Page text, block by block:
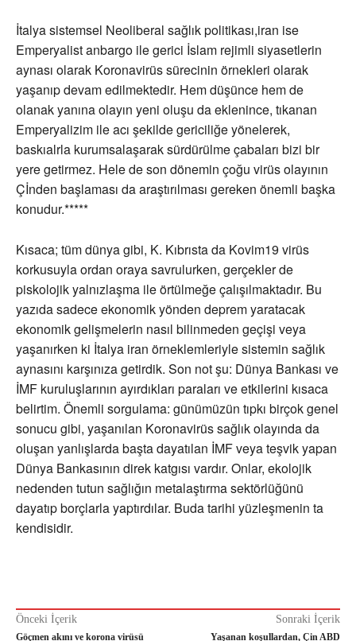
İtalya sistemsel Neoliberal sağlık politikası,iran ise
Emperyalist anbargo ile gerici İslam rejimli siyasetlerin
aynası olarak Koronavirüs sürecinin örnekleri olarak
yaşanıp devam edilmektedir. Hem düşünce hem de
olanak yanına olayın yeni oluşu da eklenince, tıkanan
Emperyalizim ile acı şekilde gericiliğe yönelerek,
baskıalrla kurumsalaşarak sürdürülme çabaları bizi bir
yere getirmez. Hele de son dönemin çoğu virüs olayının
Çİnden başlaması da araştırılması gereken önemli başka
konudur.*****
Kısaca; tüm dünya gibi, K. Kıbrısta da Kovim19 virüs
korkusuyla ordan oraya savrulurken, gerçekler de
piskolojik yalnızlaşma ile örtülmeğe çalışılmaktadır. Bu
yazıda sadece ekonomik yönden deprem yaratacak
ekonomik gelişmelerin nasıl bilinmeden geçişi veya
yaşanırken ki İtalya iran örneklemleriyle sistemin sağlık
aynasını karşınıza getirdik. Son not şu: Dünya Bankası ve
İMF kuruluşlarının ayırdıkları paraları ve etkilerini kısaca
belirtim. Önemli sorgulama: günümüzün tıpkı birçok genel
sonucu gibi, yaşanılan Koronavirüs sağlık olayında da
oluşan yanlışlarda başta dayatılan İMF veya teşvik yapan
Dünya Bankasının direk katgısı vardır. Onlar, ekolojik
nedenden tutun sağlığın metalaştırma sektörlüğünü
dayatıp borçlarla yaptırdılar. Buda tarihi yüzleşmenin ta
kendisidir.
Önceki İçerik
Göçmen akını ve korona virüsü
Sonraki İçerik
Yaşanan koşullardan, Çin ABD